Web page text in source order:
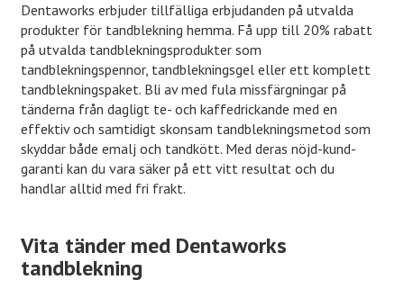
Dentaworks erbjuder tillfälliga erbjudanden på utvalda
produkter för tandblekning hemma. Få upp till 20% rabatt
på utvalda tandblekningsprodukter som
tandblekningspennor, tandblekningsgel eller ett komplett
tandblekningspaket. Bli av med fula missfärgningar på
tänderna från dagligt te- och kaffedrickande med en
effektiv och samtidigt skonsam tandblekningsmetod som
skyddar både emalj och tandkött. Med deras nöjd-kund-
garanti kan du vara säker på ett vitt resultat och du
handlar alltid med fri frakt.
Vita tänder med Dentaworks
tandblekning